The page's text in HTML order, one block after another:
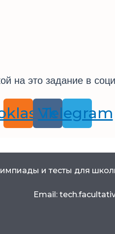
на это задание в
Vk
Telegram
и тесты для
Email: